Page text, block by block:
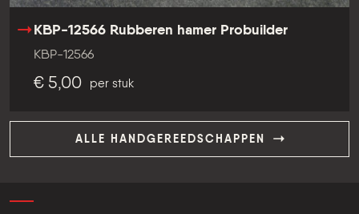
KBP-12566 Rubberen hamer Probuilder
KBP-12566
€ 5,00 per stuk
ALLE HANDGEREEDSCHAPPEN